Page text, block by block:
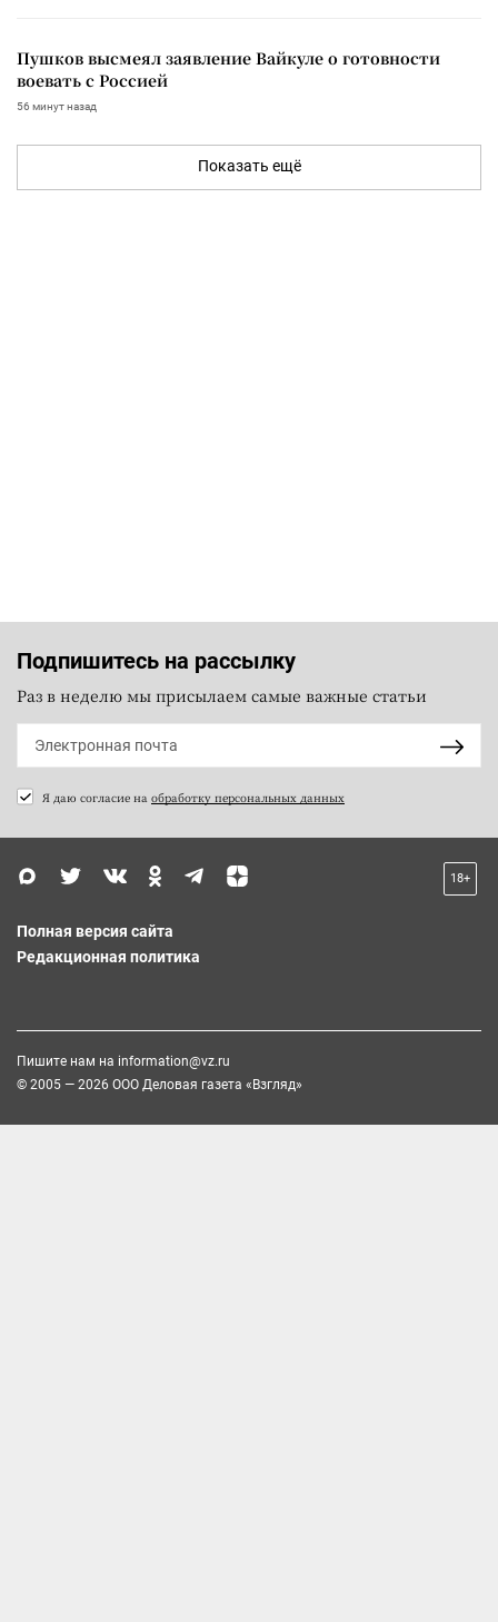
Пушков высмеял заявление Вайкуле о готовности
воевать с Россией
56 минут назад
Показать ещё
Подпишитесь на рассылку
Раз в неделю мы присылаем самые важные статьи
Я даю согласие на обработку персональных данных
18+
Полная версия сайта
Редакционная политика
Пишите нам на information@vz.ru
© 2005 — 2026 ООО Деловая газета «Взгляд»